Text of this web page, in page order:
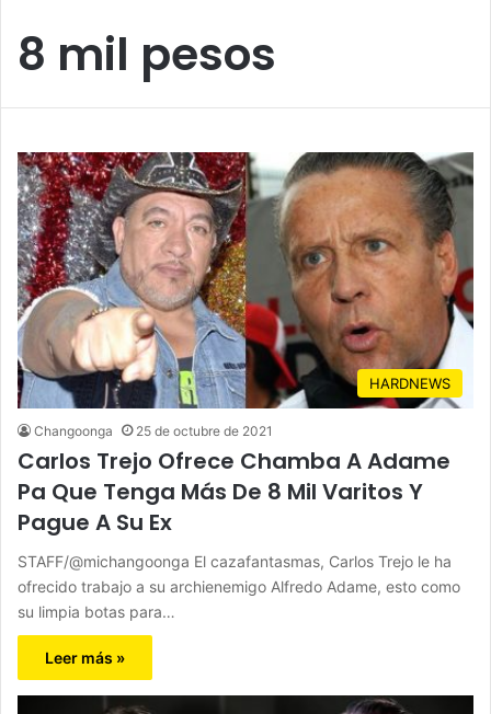
8 mil pesos
HARDNEWS
Changoonga 25 de octubre de 2021
Carlos Trejo Ofrece Chamba A Adame
Pa Que Tenga Más De 8 Mil Varitos Y
Pague A Su Ex
STAFF/@michangoonga El cazafantasmas, Carlos Trejo le ha
ofrecido trabajo a su archienemigo Alfredo Adame, esto como
su limpia botas para…
Leer más »